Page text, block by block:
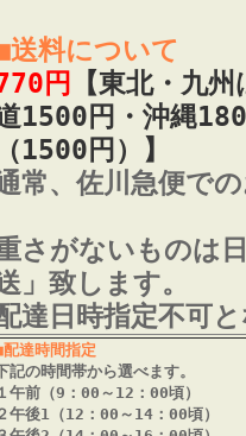
送料について
円
【東北・九
1500円・沖縄
（1500円）】
常、佐川急便で
さがないものは
」致します。
達日時指定不可
配達時間指定
記の時間帯から選べます。
午前（9：00～12：00頃）
午後1（12：00～14：00頃）